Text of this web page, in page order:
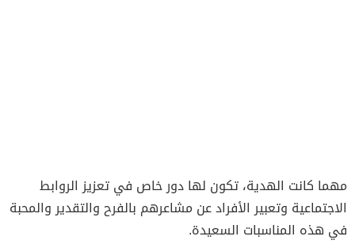
مهما كانت الهدية، تكون لها دور خاص في تعزيز الروابط
الاجتماعية وتعبير الأفراد عن مشاعرهم بالفرح والتقدير والمحبة
في هذه المناسبات السعيدة.